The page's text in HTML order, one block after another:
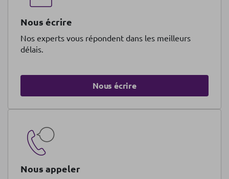
Nous écrire
Nos experts vous répondent dans les meilleurs
délais.
Nous écrire
Nous appeler